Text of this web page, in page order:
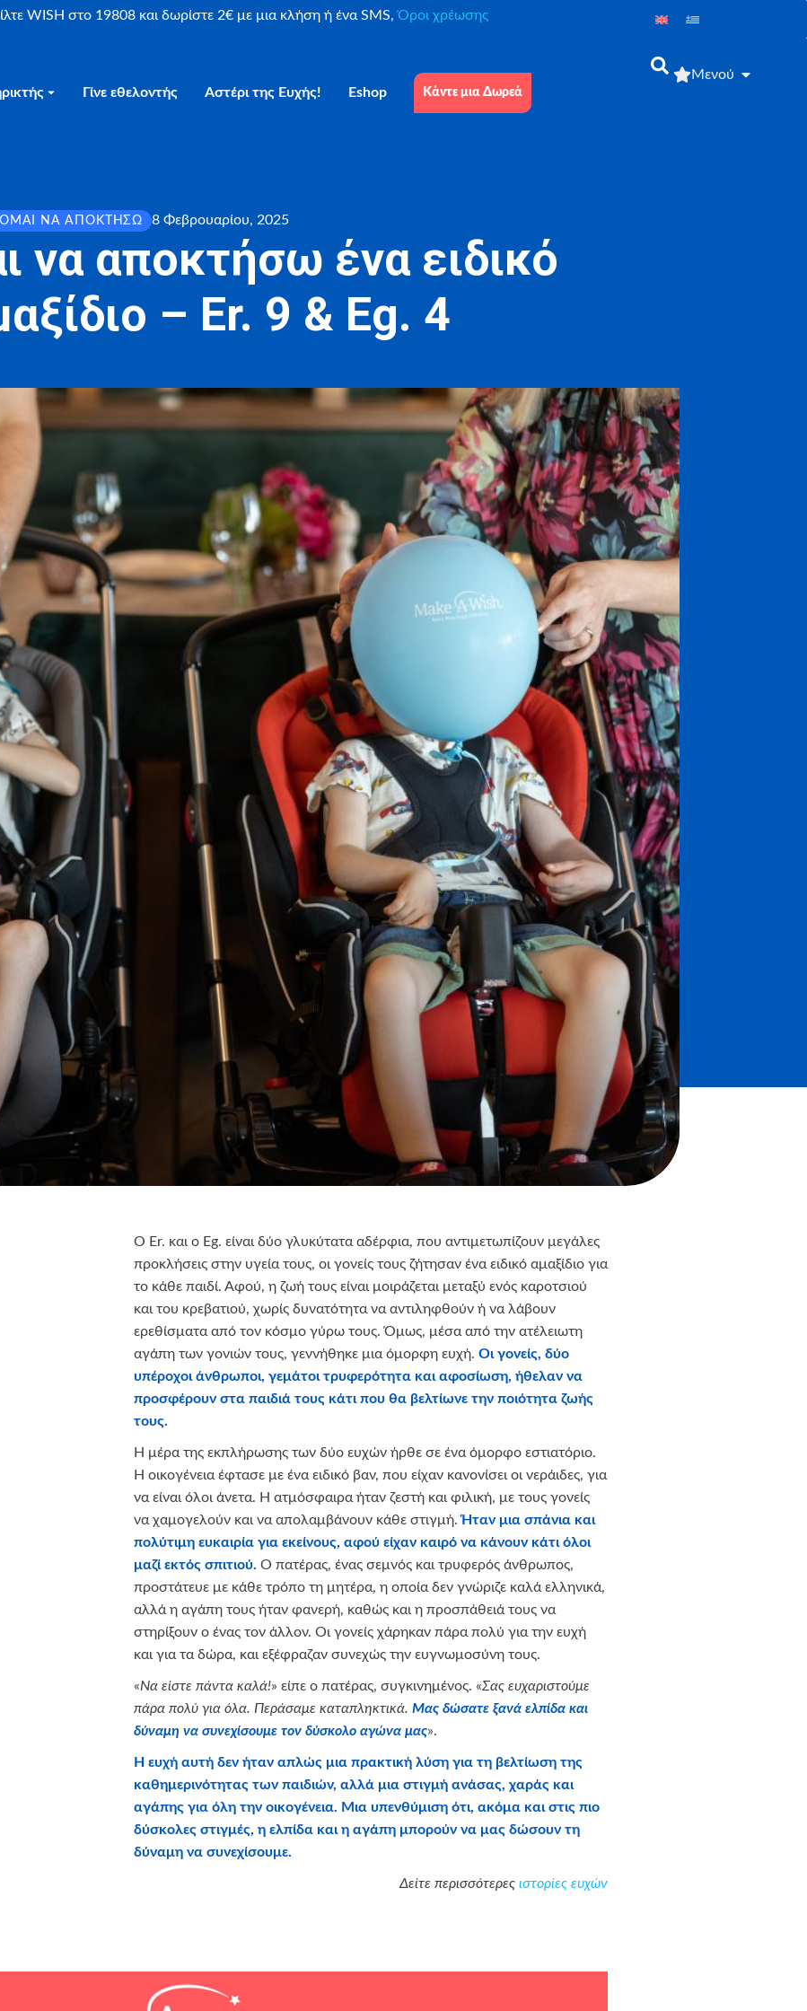
WISH στο 19808 και δωρίστε 2€ με μια κλήση ή ένα SMS,Όροι χρέωσης
Γίνε εθελοντής Αστέρι της Ευχής! Eshop Κάντε μια Δωρεά
Μενού
ΝΑ ΑΠΟΚΤΉΣΩ 8 Φεβρουαρίου, 2025
να αποκτήσω ένα ειδικό
– Er. 9 & Eg. 4
Ο Er. και ο Eg. είναι δύο γλυκύτατα αδέρφια, που αντιμετωπίζουν μεγάλες
προκλήσεις στην υγεία τους, οι γονείς τους ζήτησαν ένα ειδικό αμαξίδιο για
το κάθε παιδί. Αφού, η ζωή τους είναι μοιράζεται μεταξύ ενός καροτσιού
και του κρεβατιού, χωρίς δυνατότητα να αντιληφθούν ή να λάβουν
ερεθίσματα από τον κόσμο γύρω τους. Όμως, μέσα από την ατέλειωτη
αγάπη των γονιών τους, γεννήθηκε μια όμορφη ευχή. Οι γονείς, δύο
υπέροχοι άνθρωποι, γεμάτοι τρυφερότητα και αφοσίωση, ήθελαν να
προσφέρουν στα παιδιά τους κάτι που θα βελτίωνε την ποιότητα ζωής
τους.
Η μέρα της εκπλήρωσης των δύο ευχών ήρθε σε ένα όμορφο εστιατόριο.
Η οικογένεια έφτασε με ένα ειδικό βαν, που είχαν κανονίσει οι νεράιδες, για
να είναι όλοι άνετα. Η ατμόσφαιρα ήταν ζεστή και φιλική, με τους γονείς
να χαμογελούν και να απολαμβάνουν κάθε στιγμή.Ήταν μια σπάνια και
πολύτιμη ευκαιρία για εκείνους, αφού είχαν καιρό να κάνουν κάτι όλοι
μαζί εκτός σπιτιού. Ο πατέρας, ένας σεμνός και τρυφερός άνθρωπος,
προστάτευε με κάθε τρόπο τη μητέρα, η οποία δεν γνώριζε καλά ελληνικά,
αλλά η αγάπη τους ήταν φανερή, καθώς και η προσπάθειά τους να
στηρίξουν ο ένας τον άλλον. Οι γονείς χάρηκαν πάρα πολύ για την ευχή
και για τα δώρα, και εξέφραζαν συνεχώς την ευγνωμοσύνη τους.
«Να είστε πάντα καλά!» είπε ο πατέρας, συγκινημένος. «Σας ευχαριστούμε
πάρα πολύ για όλα. Περάσαμε καταπληκτικά. Μας δώσατε ξανά ελπίδα και
δύναμη να συνεχίσουμε τον δύσκολο αγώνα μας».
Η ευχή αυτή δεν ήταν απλώς μια πρακτική λύση για τη βελτίωση της
καθημερινότητας των παιδιών, αλλά μια στιγμή ανάσας, χαράς και
αγάπης για όλη την οικογένεια. Μια υπενθύμιση ότι, ακόμα και στις πιο
δύσκολες στιγμές, η ελπίδα και η αγάπη μπορούν να μας δώσουν τη
δύναμη να συνεχίσουμε.
Δείτε περισσότερες ιστορίες ευχών